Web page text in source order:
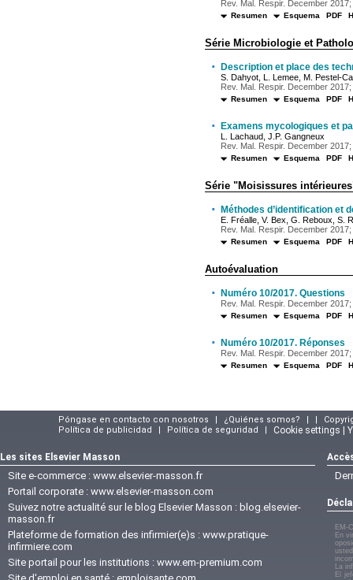
Rev. Mal. Respir. December
Resumen Esquema PDF
Série Microbiologie et
· Description et place des
S. Dahyot, L. Lemee, M. Pestel-
Rev. Mal. Respir. December
Resumen Esquema PDF
· Examens mycologiques et
L. Lachaud, J.P. Gangneux
Rev. Mal. Respir. December
Resumen Esquema PDF
Série "Moisissures
· Méthodes d’identification et
E. Fréalle, V. Bex, G. Reboux, S.
Rev. Mal. Respir. December
Resumen Esquema PDF
Autoévaluation
· Numéro 10/2017. Questions
Rev. Mal. Respir. December
Resumen Esquema PDF
· Numéro 10/2017. Réponses
Rev. Mal. Respir. December
Resumen Esquema PDF
Póngase en contacto con nosotros | ¿Quiénes somos? | |
Política de publicidad
| Política de seguridad | Cookie settings |
Les sites Elsevier Masson
Site e-commerce : www.elsevier-masson.fr
Portail corporate : www.elsevier-masson.com
Suivez notre actualité sur le blog Elsevier Masson : blog.elsevier-
masson.fr
Plateforme de formation des infirmier(e)s : www.pratique-
infirmiere.com
Site portail pour les institutions : www.em-premium.com
EM-
En
La
El